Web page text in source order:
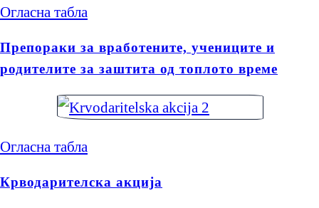
Огласна табла
Препораки за вработените, учениците и
родителите за заштита од топлото време
Огласна табла
Крводарителска акција